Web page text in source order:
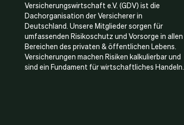
Versicherungswirtschaft e.V. (GDV) ist die
Dachorganisation der Versicherer in
Deutschland. Unsere Mitglieder sorgen für
umfassenden Risikoschutz und Vorsorge in allen
Bereichen des privaten & öffentlichen Lebens.
Versicherungen machen Risiken kalkulierbar und
sind ein Fundament für wirtschaftliches Handeln.